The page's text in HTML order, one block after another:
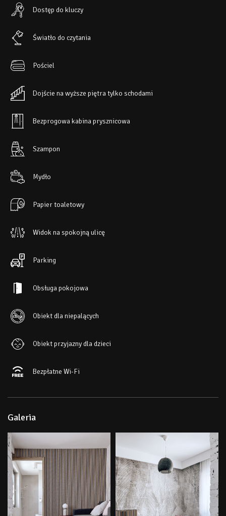
Dostęp do kluczy
Światło do czytania
Pościel
Dojście na wyższe piętra tylko schodami
Bezprogowa kabina prysznicowa
Szampon
Mydło
Papier toaletowy
Widok na spokojną ulicę
Parking
Obsługa pokojowa
Obiekt dla niepalących
Obiekt przyjazny dla dzieci
Bezpłatne Wi-Fi
Galeria